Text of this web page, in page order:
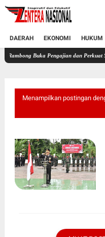
DAERAH EKONOMI HUKUM
Pengajian dan Perkuat Syariat Islam
Menampilkan postingan